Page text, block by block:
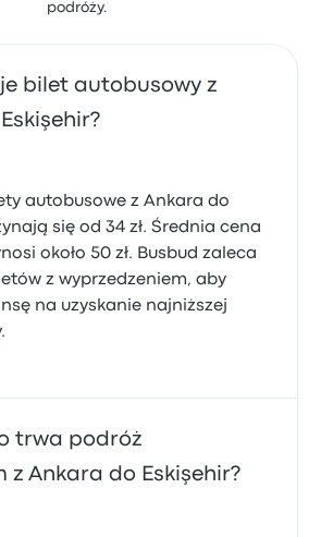
podróży.
bilet autobusowy z
autobusowe z Ankara do
się od 34 zł. Średnia cena
około 50 zł. Busbud zaleca
z wyprzedzeniem, aby
na uzyskanie najniższej
trwa podróż
z Ankara do Eskişehir?